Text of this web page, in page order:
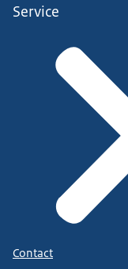
Service
Contact